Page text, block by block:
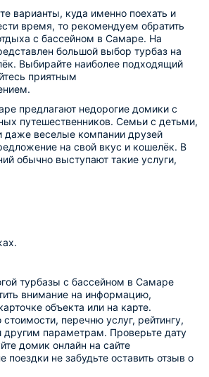
варианты, куда именно поехать и
время, то рекомендуем обратить
с бассейном в Самаре. На
большой выбор турбаз на
Выбирайте наиболее подходящий
приятным
предлагают недорогие домики с
путешественников. Семьи с детьми,
даже веселые компании друзей
на свой вкус и кошелёк. В
обычно выступают такие услуги,
турбазы с бассейном в Самаре
внимание на информацию,
объекта или на карте.
перечню услуг, рейтингу,
другим параметрам. Проверьте дату
домик онлайн на сайте
поездки не забудьте оставить отзыв о